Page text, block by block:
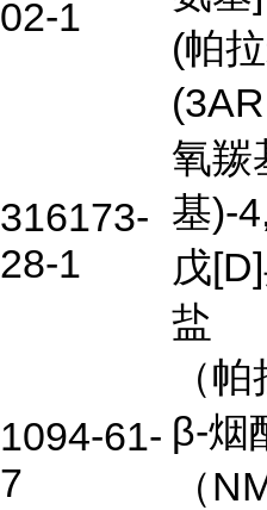
02-1
(帕
316173-
28-1
氧羰
基)-
戊
盐
（
1094-61-
7
β-烟
（